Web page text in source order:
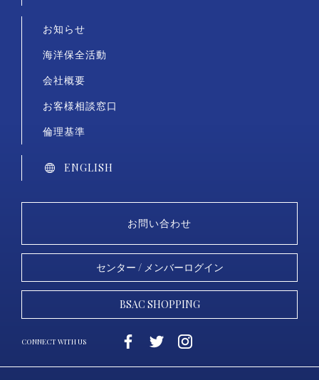
お知らせ
海洋保全活動
会社概要
お客様相談窓口
倫理基準
ENGLISH
お問い合わせ
センター / メンバーログイン
BSAC SHOPPING